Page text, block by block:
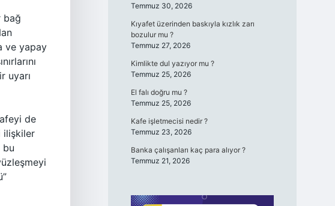
bağ
ve yapay
uyarı
de
ilişkiler
bu
Temmuz 30, 2026
Kıyafet üzerinden baskıyla kızlık zarı
bozulur mu ?
Temmuz 27, 2026
Kimlikte dul yazıyor mu ?
Temmuz 25, 2026
El falı doğru mu ?
Temmuz 25, 2026
Kafe işletmecisi nedir ?
Temmuz 23, 2026
Banka çalışanları kaç para alıyor ?
Temmuz 21, 2026